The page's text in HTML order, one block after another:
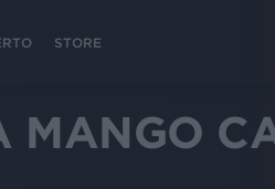
STORE
MANGO